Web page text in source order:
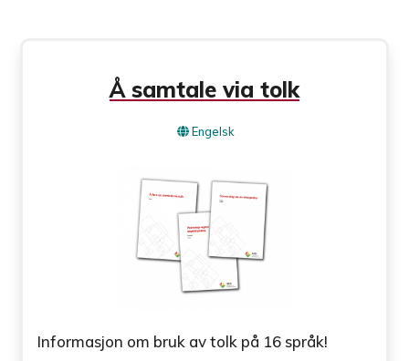
Å samtale via tolk
Engelsk
Informasjon om bruk av tolk på 16 språk!